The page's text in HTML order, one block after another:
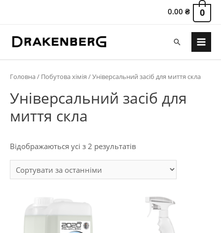
0.00₴ 0
Пошук
Main
Головна/ Побутова хімія / Універсальний засіб для миття скла
Універсальний засіб для
миття скла
Відображаються усі з 2 результатів
за